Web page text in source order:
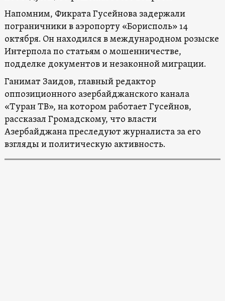
Напомним, Фикрата Гусейнова задержали
пограничники в аэропорту «Борисполь» 14
октября. Он находился в международном розыске
Интерпола по статьям о мошенничестве,
подделке документов и незаконной миграции.
Ганимат Заидов, главный редактор
оппозиционного азербайджанского канала
«Туран ТВ», на котором работает Гусейнов,
рассказал Громадскому, что власти
Азербайджана преследуют журналиста за его
взгляды и политическую активность.